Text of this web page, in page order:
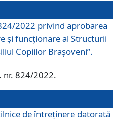
2022 privind aprobarea
şi funcţionare al Structurii
Copiilor Braşoveni”.
nr. 824/2022.
de întreținere datorată